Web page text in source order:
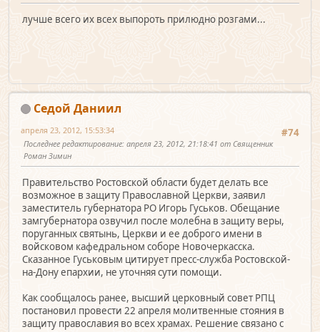
лучше всего их всех выпороть прилюдно розгами...
Седой Даниил
#74
апреля 23, 2012, 15:53:34
Последнее редактирование: апреля 23, 2012, 21:18:41 от Священник
Роман Зимин
Правительство Ростовской области будет делать все
возможное в защиту Православной Церкви, заявил
заместитель губернатора РО Игорь Гуськов. Обещание
замгубернатора озвучил после молебна в защиту веры,
поруганных святынь, Церкви и ее доброго имени в
войсковом кафедральном соборе Новочеркасска.
Сказанное Гуськовым цитирует пресс-служба Ростовской-
на-Дону епархии, не уточняя сути помощи.
Как сообщалось ранее, высший церковный совет РПЦ
постановил провести 22 апреля молитвенные стояния в
защиту православия во всех храмах. Решение связано с